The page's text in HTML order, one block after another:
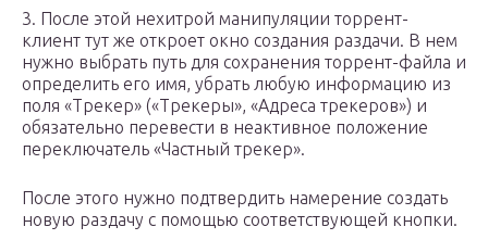
3. После этой нехитрой манипуляции торрент-
клиент тут же откроет окно создания раздачи. В нем
нужно выбрать путь для сохранения торрент-файла и
определить его имя, убрать любую информацию из
поля «Трекер» («Трекеры», «Адреса трекеров») и
обязательно перевести в неактивное положение
переключатель «Частный трекер».
После этого нужно подтвердить намерение создать
новую раздачу с помощью соответствующей кнопки.